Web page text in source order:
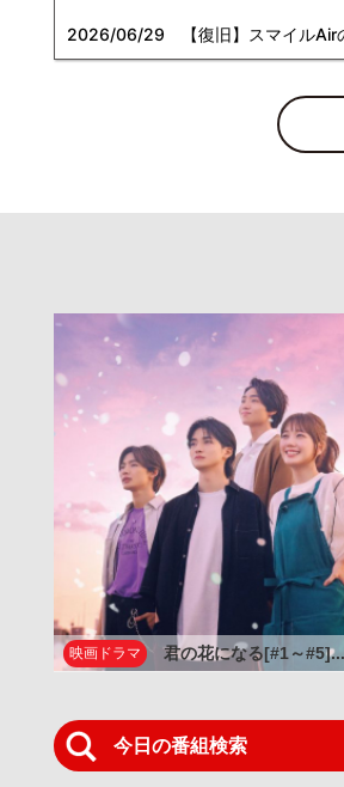
2026/06/29 【復旧】スマイルAir